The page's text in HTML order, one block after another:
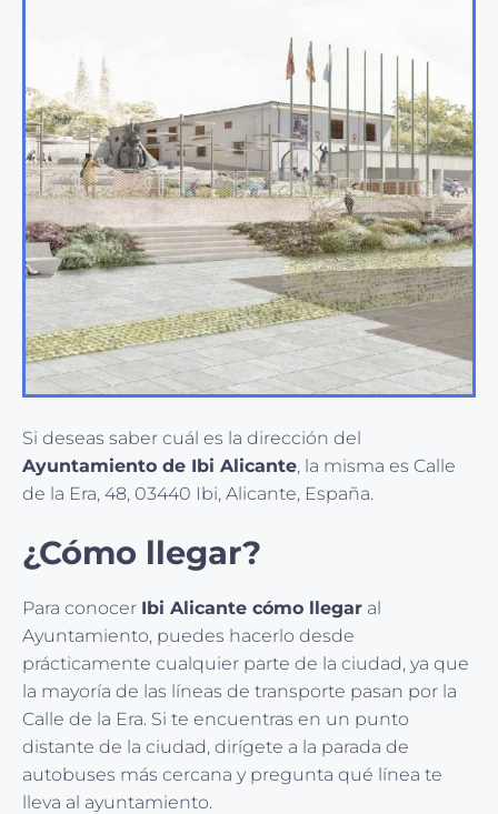
Si deseas saber cuál es la dirección del
Ayuntamiento de Ibi Alicante, la misma es Calle
de la Era, 48, 03440 Ibi, Alicante, España.
¿Cómo llegar?
Para conocer Ibi Alicante cómo llegar al
Ayuntamiento, puedes hacerlo desde
prácticamente cualquier parte de la ciudad, ya que
la mayoría de las líneas de transporte pasan por la
Calle de la Era. Si te encuentras en un punto
distante de la ciudad, dirígete a la parada de
autobuses más cercana y pregunta qué línea te
lleva al ayuntamiento.